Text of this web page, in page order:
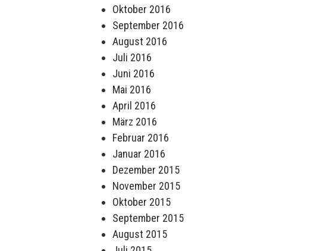
Oktober 2016
September 2016
August 2016
Juli 2016
Juni 2016
Mai 2016
April 2016
März 2016
Februar 2016
Januar 2016
Dezember 2015
November 2015
Oktober 2015
September 2015
August 2015